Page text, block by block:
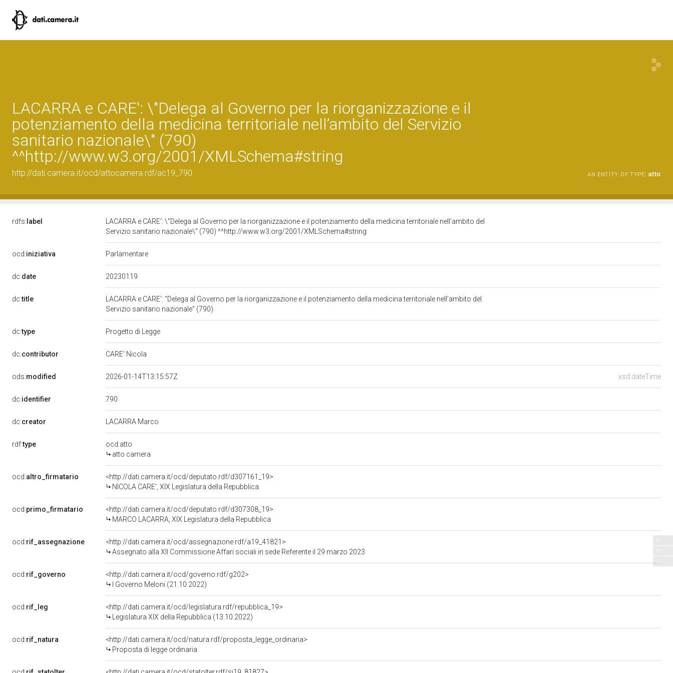
LACARRA e CARE': \"Delega al Governo per la riorganizzazione e il
potenziamento della medicina territoriale nell’ambito del Servizio
sanitario nazionale\" (790)
^^http://www.w3.org/2001/XMLSchema#string
http://dati.camera.it/ocd/attocamera.rdf/ac19_790 AN ENTITY OF TYPE: atto
rdfs: label
LACARRA e CARE': \"Delega al Governo per la riorganizzazione e il potenziamento della medicina territoriale nell’ambito del
Servizio sanitario nazionale\" (790) ^^http://www.w3.org/2001/XMLSchema#string
ocd:iniziativa Parlamentare
dc:date 20230119
dc:title
LACARRA e CARE': "Delega al Governo per la riorganizzazione e il potenziamento della medicina territoriale nell’ambito del
Servizio sanitario nazionale" (790)
dc:type Progetto di Legge
dc:contributor CARE' Nicola
ods:modified xsd:dateTime
2026-01-14T13:15:57Z
dc:identifier 790
dc:creator LACARRA Marco
rdf:type
ocd:atto
atto camera
ocd:altro_firmatario
<http://dati.camera.it/ocd/deputato.rdf/d307161_19>
NICOLA CARE', XIX Legislatura della Repubblica
ocd:primo_firmatario
<http://dati.camera.it/ocd/deputato.rdf/d307308_19>
MARCO LACARRA, XIX Legislatura della Repubblica
ocd:rif_assegnazione
<http://dati.camera.it/ocd/assegnazione.rdf/a19_41821>
Assegnato alla XII Commissione Affari sociali in sede Referente il 29 marzo 2023
ocd:rif_governo
<http://dati.camera.it/ocd/governo.rdf/g202>
I Governo Meloni (21.10.2022)
ocd:rif_leg
<http://dati.camera.it/ocd/legislatura.rdf/repubblica_19>
Legislatura XIX della Repubblica (13.10.2022)
ocd:rif_natura
<http://dati.camera.it/ocd/natura.rdf/proposta_legge_ordinaria>
Proposta di legge ordinaria